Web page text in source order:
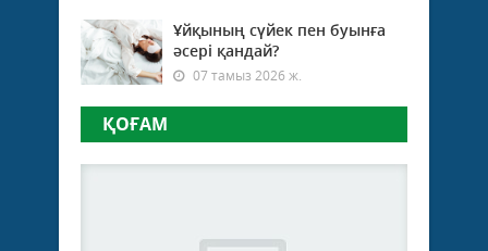
Ұйқының сүйек пен буынға
әсері қандай?
07 тамыз 2026 ж.
ҚОҒАМ